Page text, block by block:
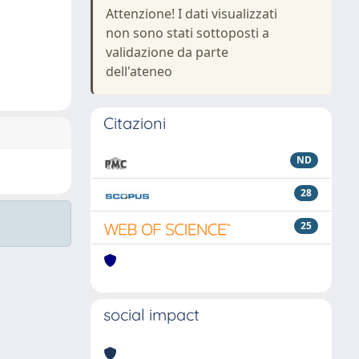
Attenzione! I dati visualizzati
non sono stati sottoposti a
validazione da parte
dell'ateneo
Citazioni
ND
28
25
social impact